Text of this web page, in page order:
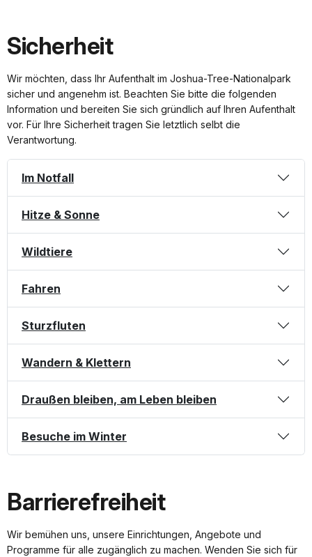
Sicherheit
Wir möchten, dass Ihr Aufenthalt im Joshua-Tree-Nationalpark
sicher und angenehm ist. Beachten Sie bitte die folgenden
Information und bereiten Sie sich gründlich auf Ihren Aufenthalt
vor. Für Ihre Sicherheit tragen Sie letztlich selbt die
Verantwortung.
Im Notfall
Hitze & Sonne
Wildtiere
Fahren
Sturzfluten
Wandern & Klettern
Draußen bleiben, am Leben bleiben
Besuche im Winter
Barrierefreiheit
Wir bemühen uns, unsere Einrichtungen, Angebote und
Programme für alle zugänglich zu machen. Wenden Sie sich für